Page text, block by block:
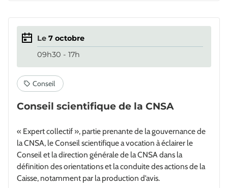
Conseil scientifique de la CNSA
Le 7 octobre
09h30 - 17h
« Expert collectif », partie prenante de la gouvernance de
la CNSA, le Conseil scientifique a vocation à éclairer le
Conseil et la direction générale de la CNSA dans la
définition des orientations et la conduite des actions de la
Caisse, notamment par la production d’avis.